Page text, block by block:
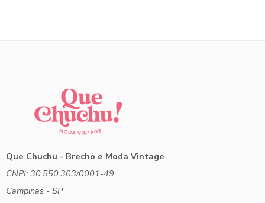
Que Chuchu - Brechó e Moda Vintage
CNPJ: 30.550.303/0001-49
Campinas - SP